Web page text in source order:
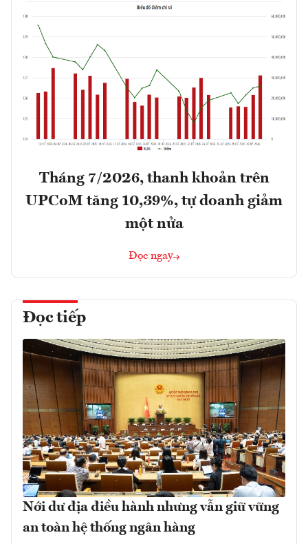
Tháng 7/2026, thanh khoản trên
UPCoM tăng 10,39%, tự doanh giảm
một nửa
Đọc ngay
Đọc tiếp
Nới dư địa điều hành nhưng vẫn giữ vững
an toàn hệ thống ngân hàng